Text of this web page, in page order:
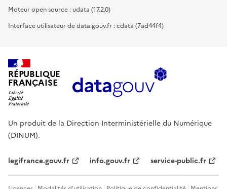
Moteur open source : udata (17.2.0)
Interface utilisateur de data.gouv.fr : cdata (7ad44f4)
RÉPUBLIQUE
FRANÇAISE
Un produit de la Direction Interministérielle du Numérique
(DINUM).
legifrance.gouv.fr info.gouv.fr service-public.fr